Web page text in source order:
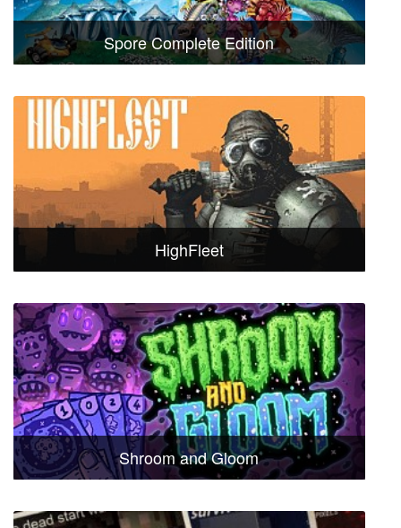
Spore Complete Edition
HighFleet
Shroom and Gloom